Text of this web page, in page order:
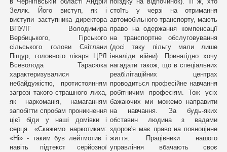
Зеляк. Його виступ, як і
виступи заступника директора
ВПУЛГ Володимира
Вербицького, Гірського
сільського голови Світлани
Піщур, головного лікаря ЦРЛ
Всеволода Тарасюка
характеризувалися
небайдужістю, протистоянням
загрозі такого страшного лиха,
як наркоманія, намаганням
запобігти спробам проникнення
цієї біди у наші домівки і
серця. «Скажемо наркотикам:
«Ні» - таким був лейтмотив і
навіть підтекст серйозної
стоїть у черзі на отримання
автомобільного транспорту, мають
право на одержання компенсації
на транспортне обслуговування
(досі таку пільгу мали лише
інваліди війни). Принагідно хочу
нагадати також, що в спеціальних
реабілітаційних центрах
проводиться професійне навчання
робітничим професіям. Тож усіх
бажаючих ми можемо направити
на навчання. За будь-яких
обставин людина з вадами
здоров'я має право на повноцінне
життя. Працівники нашого
управління вбачають своє